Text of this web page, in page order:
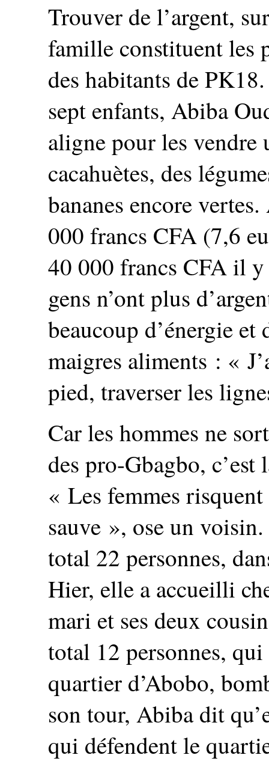
Trouver de l’argent,
famille constituent les
des habitants de
sept enfants, Abiba
aligne pour les vendre
cacahuètes, des
bananes encore
000 francs CFA (7,6
40 000 francs CFA il
gens n’ont plus
beaucoup d’énergie
maigres aliments : «
pied, traverser les
Car les hommes ne
des pro-Gbagbo,
« Les femmes
sauve », ose un
total 22 personnes,
Hier, elle a accueilli
mari et ses deux
total 12 personnes,
quartier d’Abobo,
son tour, Abiba dit
qui défendent le